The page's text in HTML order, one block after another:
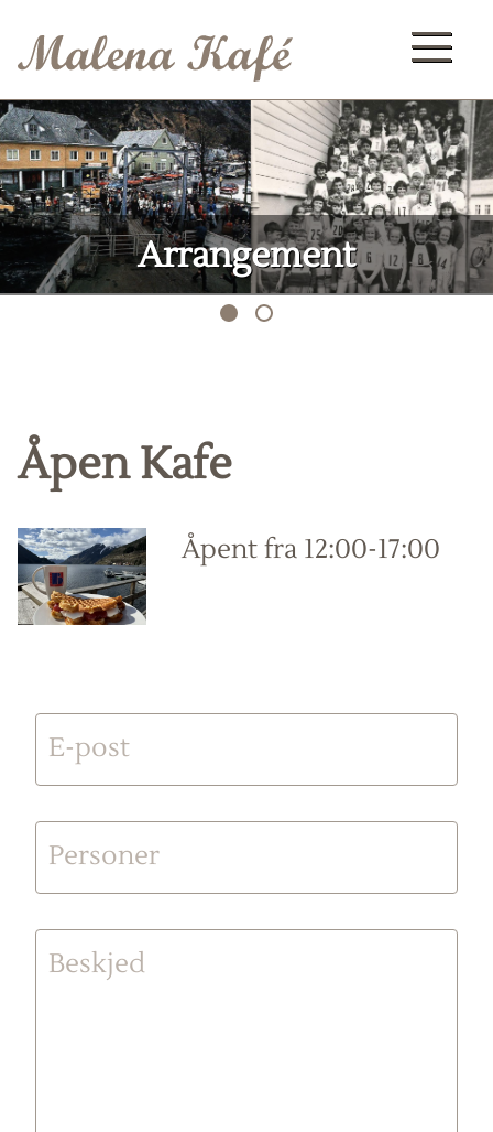
Arrangement
Åpen Kafe
Åpent fra 12:00-17:00
E-post
Personer
Beskjed